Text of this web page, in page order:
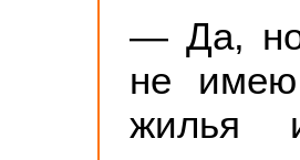
— Да,
не имею
жилья